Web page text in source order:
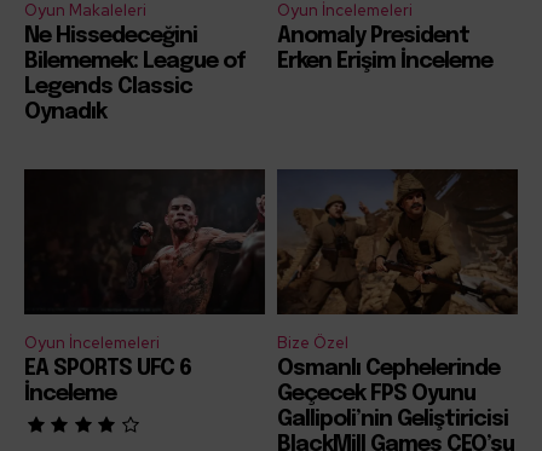
Oyun Makaleleri
Ne Hissedeceğini
Bilememek: League of
Legends Classic
Oynadık
Oyun İncelemeleri
Anomaly President
Erken Erişim İnceleme
Oyun İncelemeleri
EA SPORTS UFC 6
İnceleme
Bize Özel
Osmanlı Cephelerinde
Geçecek FPS Oyunu
Gallipoli’nin Geliştiricisi
BlackMill Games CEO’su